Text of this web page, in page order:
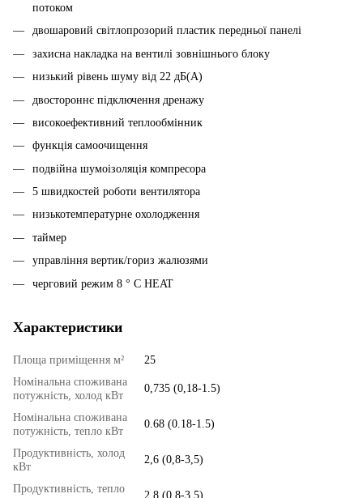
потоком
двошаровий світлопрозорий пластик передньої панелі
захисна накладка на вентилі зовнішнього блоку
низький рівень шуму від 22 дБ(А)
двостороннє підключення дренажу
високоефективний теплообмінник
функція самоочищення
подвійна шумоізоляція компресора
5 швидкостей роботи вентилятора
низькотемпературне охолодження
таймер
управління вертик/гориз жалюзями
черговий режим 8 ° C HEAT
Характеристики
Площа приміщення м²
25
Номінальна споживана
потужність, холод кВт
0,735 (0,18-1.5)
Номінальна споживана
потужність, тепло кВт
0.68 (0.18-1.5)
Продуктивність, холод
кВт
2,6 (0,8-3,5)
Продуктивність, тепло
2,8 (0,8-3,5)